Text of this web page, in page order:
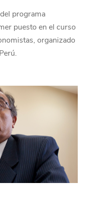
programa
puesto en el curso
organizado